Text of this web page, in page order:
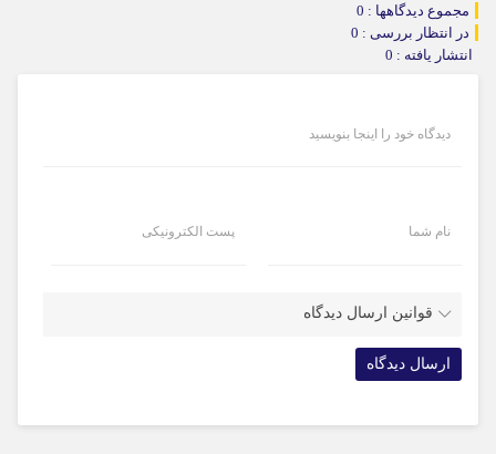
مجموع دیدگاهها : 0
در انتظار بررسی : 0
انتشار یافته : 0
دیدگاه خود را اینجا بنویسید
نام شما پست الکترونیکی
قوانین ارسال دیدگاه